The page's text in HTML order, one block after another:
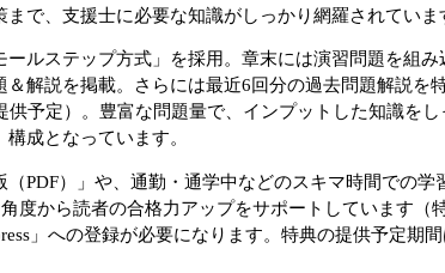
で、支援士に必要な知識がしっかり網羅されていま
ルステップ方式」を採用。章末には演習問題を組
解説を掲載。さらには最近6回分の過去問題解説を
供予定）。豊富な問題量で、インプットした知識を
成となっています。
PDF）」や、通勤・通学中などのスキマ時間での学
度から読者の合格力アップをサポートしています（
」への登録が必要になります。特典の提供予定期